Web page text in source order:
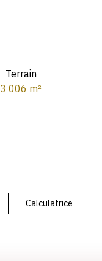
Terrain
3 006 m²
Calculatrice